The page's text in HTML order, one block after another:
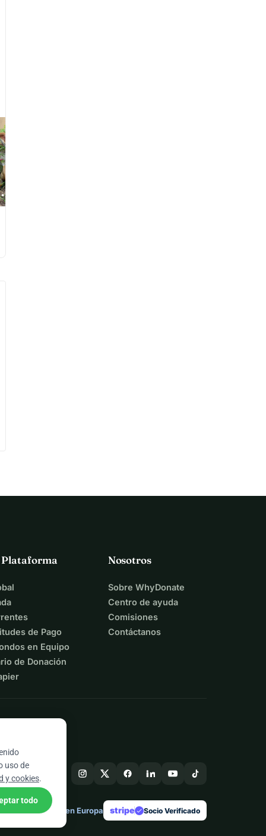
Plataforma
de Pago
en Equipo
de Donación
Nosotros
Sobre WhyDonate
Centro de ayuda
Comisiones
Contáctanos
Hecho en Europa stripe check Socio Verificado
uso de
y cookies.
todo